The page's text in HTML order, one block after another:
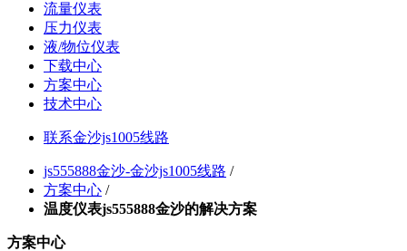
流量仪表
压力仪表
液/物位仪表
下载中心
方案中心
技术中心
联系金沙js1005线路
js555888金沙-金沙js1005线路 /
方案中心 /
温度仪表js555888金沙的解决方案
方案中心